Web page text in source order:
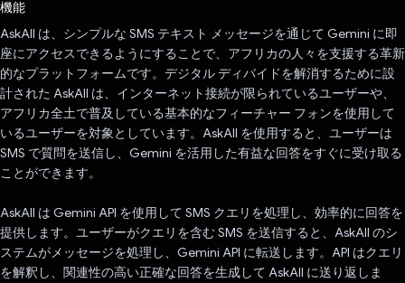
機能
AskAll は、シンプルな SMS テキスト メッセージを通じて Gemini に即
座にアクセスできるようにすることで、アフリカの人々を支援する革新
的なプラットフォームです。デジタル ディバイドを解消するために設
計された AskAll は、インターネット接続が限られているユーザーや、
アフリカ全土で普及している基本的なフィーチャー フォンを使用して
いるユーザーを対象としています。AskAll を使用すると、ユーザーは
SMS で質問を送信し、Gemini を活用した有益な回答をすぐに受け取る
ことができます。
AskAll は Gemini API を使用して SMS クエリを処理し、効率的に回答を
提供します。ユーザーがクエリを含む SMS を送信すると、AskAll のシ
ステムがメッセージを処理し、Gemini API に転送します。API はクエリ
を解釈し、関連性の高い正確な回答を生成して AskAll に送り返しま